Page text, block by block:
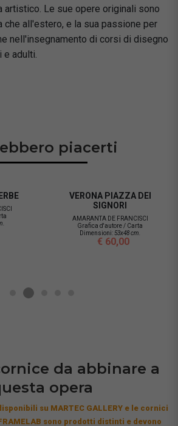
artistico. Le sue opere originali sono
che all'estero, e la sua passione per
nell'insegnamento di corsi di disegno
e adulti.
piacerti
VERONA PIAZZA DEI
SIGNORI
AMARANTA DE FRANCISCI
Grafica d'autore / Carta
Dimensioni:53x48 cm.
€ 60,00
da abbinare a
opera
su MARTEC GALLERY e le cornici
sono prodotti distinti e devono